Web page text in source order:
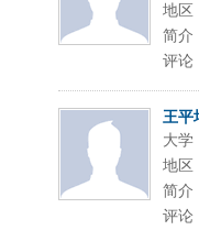
地区
简介
评论
王平
大学
地区
简介
评论